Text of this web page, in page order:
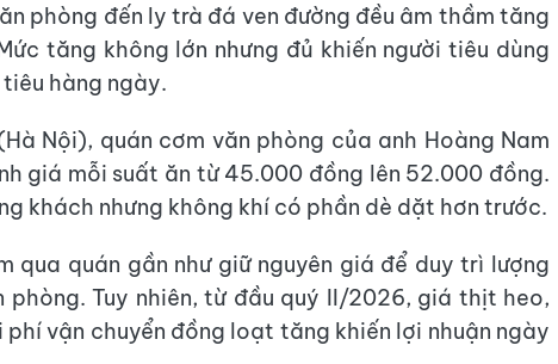
phòng đến ly trà đá ven đường đều âm thầm tăng
tăng không lớn nhưng đủ khiến người tiêu dùng
hàng ngày.
Nội), quán cơm văn phòng của anh Hoàng Nam
giá mỗi suất ăn từ 45.000 đồng lên 52.000 đồng.
khách nhưng không khí có phần dè dặt hơn trước.
qua quán gần như giữ nguyên giá để duy trì lượng
phòng. Tuy nhiên, từ đầu quý II/2026, giá thịt heo,
phí vận chuyển đồng loạt tăng khiến lợi nhuận ngày